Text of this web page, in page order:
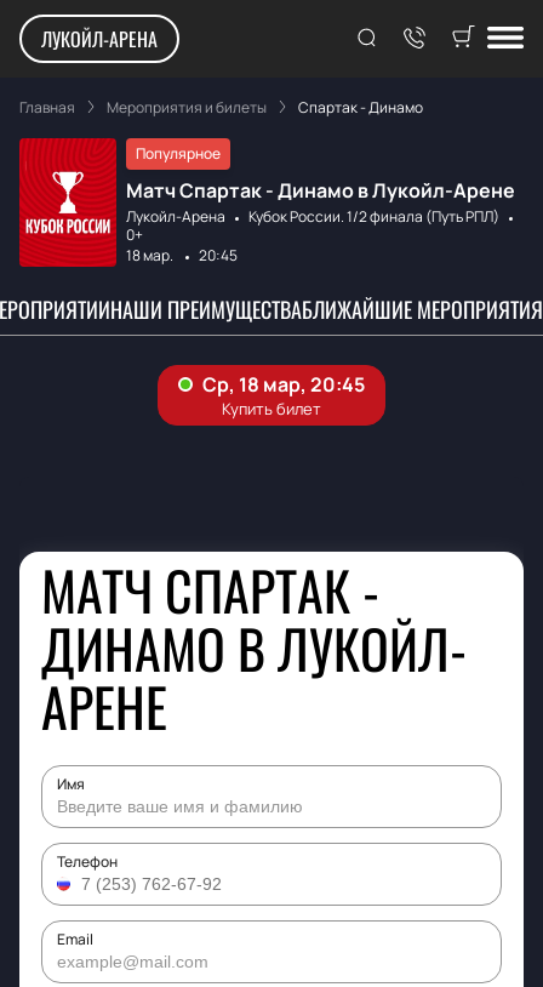
ЛУКОЙЛ-АРЕНА
Главная Мероприятия и билеты Спартак - Динамо
Популярное
Матч Спартак - Динамо в Лукойл-Арене
Лукойл-Арена
Кубок России. 1/2 финала (Путь РПЛ)
0+
18 мар.
20:45
НАШИ ПРЕИМУЩЕСТВАБЛИЖАЙШИЕ МЕРОПРИЯТИЯ
МАТЧ СПАРТАК -
ДИНАМО В ЛУКОЙЛ-
АРЕНЕ
Имя
Телефон
Email